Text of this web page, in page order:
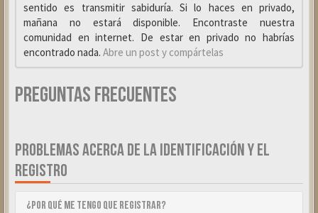
sentido es transmitir sabiduría. Si lo haces en privado,
mañana no estará disponible. Encontraste nuestra
comunidad en internet. De estar en privado no habrías
encontrado nada. Abre un post y compártelas
Preguntas Frecuentes
PROBLEMAS ACERCA DE LA IDENTIFICACIÓN Y EL
REGISTRO
¿Por qué me tengo que registrar?